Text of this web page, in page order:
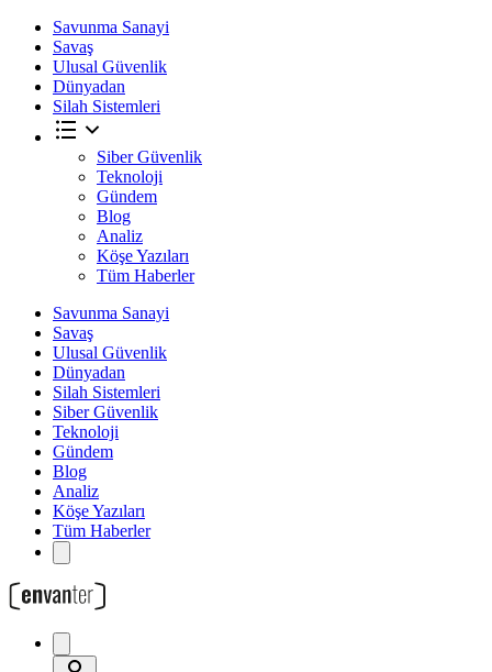
Savunma Sanayi
Savaş
Ulusal Güvenlik
Dünyadan
Silah Sistemleri
Siber Güvenlik
Teknoloji
Gündem
Blog
Analiz
Köşe Yazıları
Tüm Haberler
Savunma Sanayi
Savaş
Ulusal Güvenlik
Dünyadan
Silah Sistemleri
Siber Güvenlik
Teknoloji
Gündem
Blog
Analiz
Köşe Yazıları
Tüm Haberler